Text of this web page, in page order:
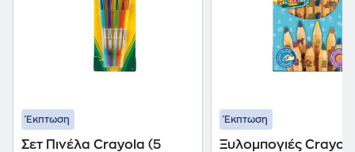
Έκπτωση
Σετ Πινέλα Crayola (5
Έκπτωση
Ξυλομπογιές